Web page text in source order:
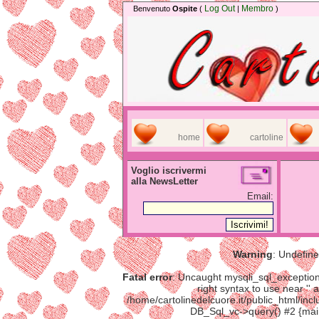
Benvenuto Ospite ( Log Out| Membro )
home cartoline
Voglio iscrivermi
alla NewsLetter
Email:
Warning:
Fatal error: Uncaught
right syntax to use near ''
/home/cartolinedelcuore.it/public_html/
DB_Sql_vc->query() #2